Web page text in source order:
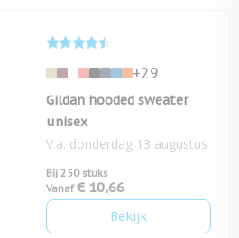
+29
Gildan hooded sweater
unisex
V.a. donderdag 13 augustus
Bij 250 stuks
Vanaf € 10,66
Bekijk